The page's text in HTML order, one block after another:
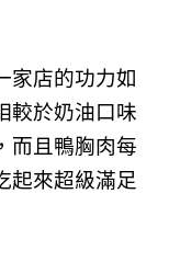
家店的功力如
較於奶油口味
而且鴨胸肉每
起來超級滿足